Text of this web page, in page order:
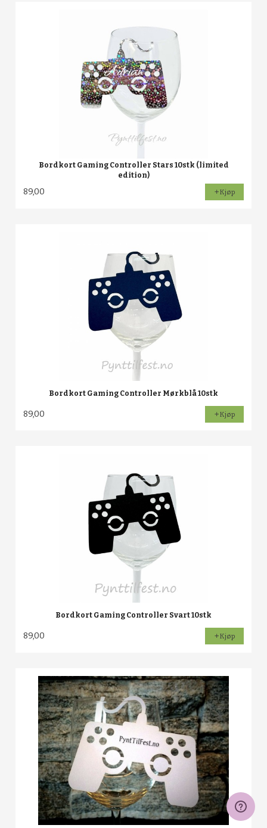
Bordkort Gaming Controller Stars 10stk (limited
edition)
89,00 Kjøp
Bordkort Gaming Controller Mørkblå 10stk
89,00 Kjøp
Bordkort Gaming Controller Svart 10stk
89,00 Kjøp